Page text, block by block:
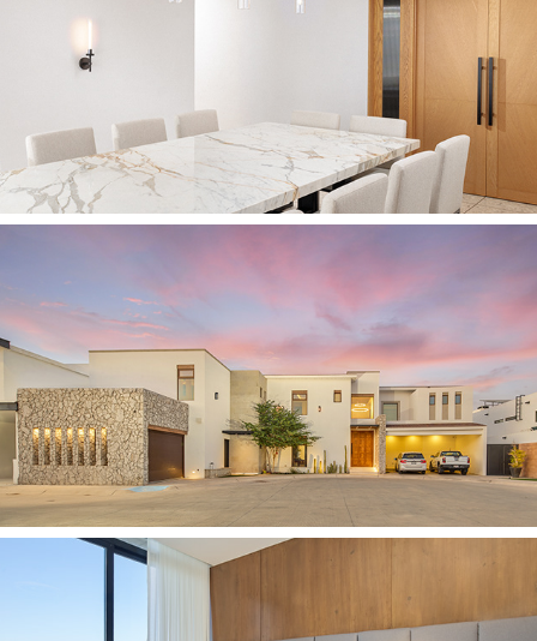
2025
CASA AN